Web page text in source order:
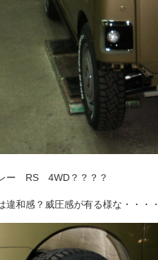
ー RS 4WD？？？？
違和感？威圧感が有る様な・・・・